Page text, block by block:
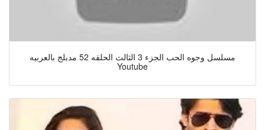
مسلسل وجوه الحب الجزء 3 الثالث الحلقه 52 مدبلج بالعربيه
Youtube